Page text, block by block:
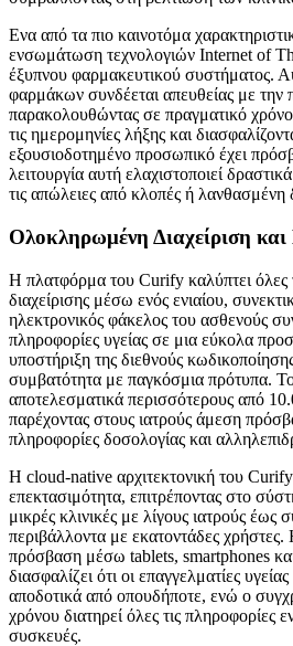
Ενα από τα πιο καινοτόμα
ενσωμάτωση τεχνολογιών Internet of
έξυπνου φαρμακευτικού συστήματος.
φαρμάκων συνδέεται απευθείας με την
παρακολουθώντας σε πραγματικό
τις ημερομηνίες λήξης και
εξουσιοδοτημένο προσωπικό έχει
λειτουργία αυτή ελαχιστοποιεί
τις απώλειες από κλοπές ή λανθασμένη
Ολοκληρωμένη Διαχείριση
Η πλατφόρμα του Curify καλύπτει όλες
διαχείρισης μέσω ενός ενιαίου,
ηλεκτρονικός φάκελος του ασθενούς
πληροφορίες υγείας σε μια εύκολα
υποστήριξη της διεθνούς
συμβατότητα με παγκόσμια πρότυπα. Το
αποτελεσματικά περισσότερους από
παρέχοντας στους ιατρούς άμεση
πληροφορίες δοσολογίας και
Η cloud-native αρχιτεκτονική του
επεκτασιμότητα, επιτρέποντας στο
μικρές κλινικές με λίγους ιατρούς έως
περιβάλλοντα με εκατοντάδες
πρόσβαση μέσω tablets, smartphones
διασφαλίζει ότι οι επαγγελματίες
αποδοτικά από οπουδήποτε, ενώ ο
χρόνου διατηρεί όλες τις πληροφορίες
συσκευές.